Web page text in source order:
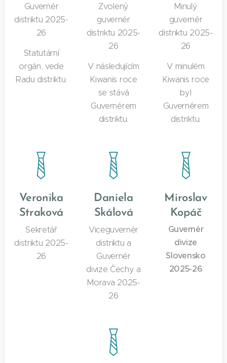
Guvernér
distriktu 2025-
26
Statutární
orgán, vede
Radu distriktu.
Zvolený
guvernér
distriktu 2025-
26
V následujícím
Kiwanis roce
se stává
Guvernérem
distriktu.
Minulý
guvernér
distriktu 2025-
26
V minulém
Kiwanis roce
byl
Guvernérem
distriktu.
Veronika
Straková
Sekretář
distriktu 2025-
26
Daniela
Skálová
Viceguvernér
distriktu a
Guvernér
divize Čechy a
Morava 2025-
26
Miroslav
Kopáč
Guvernér
divize
Slovensko
2025-26